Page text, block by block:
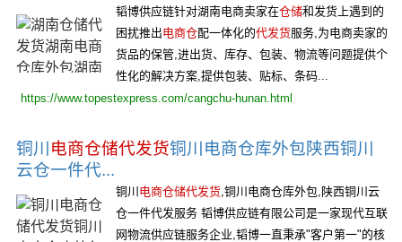
韬博供应链针对湖南电商卖家在仓储和发货上遇到的
困扰推出电商仓配一体化的代发货服务,为电商卖家的
货品的保管,进出货、库存、包装、物流等问题提供个
性化的解决方案,提供包装、贴标、条码...
https://www.topestexpress.com/cangchu-hunan.html
铜川 电商仓储代发货铜川电商仓库外包陕西铜川
云仓一件代...
铜川 电商仓储代发货,铜川电商仓库外包,陕西铜川云
仓一件代发服务 韬博供应链有限公司是一家现代互联
网物流供应链服务企业,韬博一直秉承"客户第一"的核